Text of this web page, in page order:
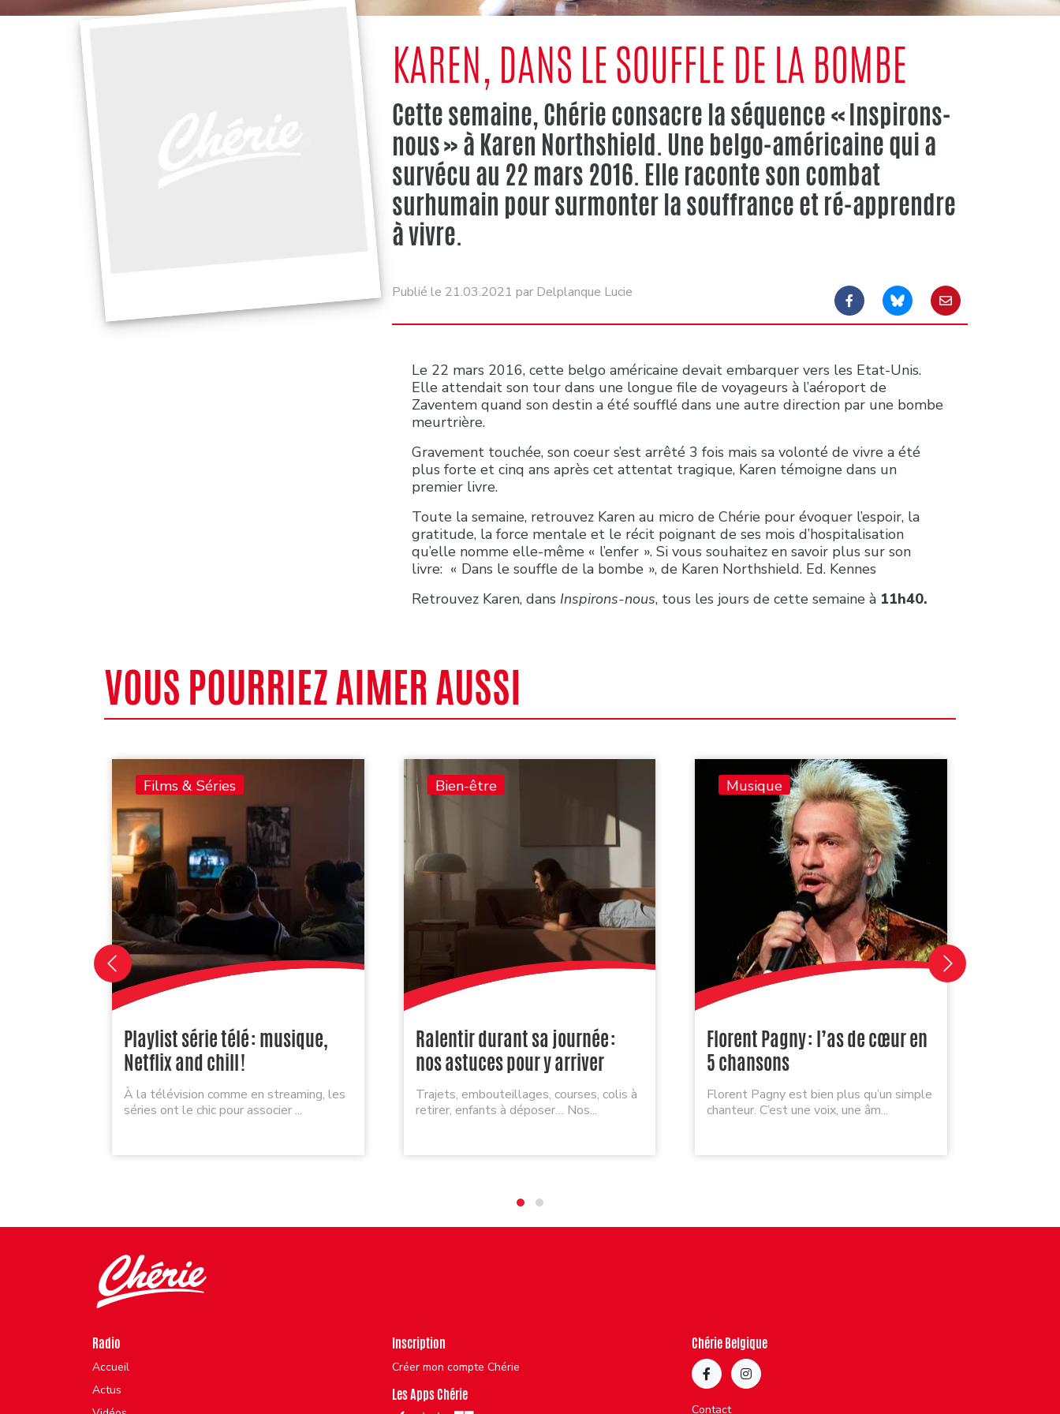
KAREN, DANS LE SOUFFLE DE LA BOMBE
Cette semaine, Chérie consacre la séquence « Inspirons-
nous » à Karen Northshield. Une belgo-américaine qui a
survécu au 22 mars 2016. Elle raconte son combat
surhumain pour surmonter la souffrance et ré-apprendre
à vivre.
Publié le 21.03.2021 par Delplanque Lucie
Le 22 mars 2016, cette belgo américaine devait embarquer vers les Etat-Unis.
Elle attendait son tour dans une longue file de voyageurs à l’aéroport de
Zaventem quand son destin a été soufflé dans une autre direction par une bombe
meurtrière.
Gravement touchée, son coeur s’est arrêté 3 fois mais sa volonté de vivre a été
plus forte et cinq ans après cet attentat tragique, Karen témoigne dans un
premier livre.
Toute la semaine, retrouvez Karen au micro de Chérie pour évoquer l’espoir, la
gratitude, la force mentale et le récit poignant de ses mois d’hospitalisation
qu’elle nomme elle-même « l’enfer ». Si vous souhaitez en savoir plus sur son
livre: « Dans le souffle de la bombe », de Karen Northshield. Ed. Kennes
Retrouvez Karen, dans Inspirons-nous, tous les jours de cette semaine à 11h40.
VOUS POURRIEZ AIMER AUSSI
Films & Séries
Playlist série télé : musique,
Netflix and chill !
À la télévision comme en streaming, les
séries ont le chic pour associer ...
Bien-être
Ralentir durant sa journée :
nos astuces pour y arriver
Trajets, embouteillages, courses, colis à
retirer, enfants à déposer… Nos...
Musique
Florent Pagny : l’as de cœur en
5 chansons
Florent Pagny est bien plus qu’un simple
chanteur. C’est une voix, une âm...
Radio
Accueil
Actus
Inscription
Créer mon compte Chérie
Les Apps Chérie
Chérie Belgique
Contact